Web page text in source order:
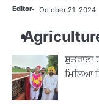
Editor October 21, 2024
ਸ਼ੁਤਰਾਣਾ
ਮਿਲਿਆ